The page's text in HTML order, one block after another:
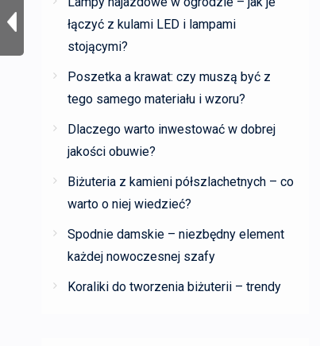
łączyć z kulami LED i lampami
stojącymi?
Poszetka a krawat: czy muszą być z
tego samego materiału i wzoru?
Dlaczego warto inwestować w dobrej
jakości obuwie?
Biżuteria z kamieni półszlachetnych – co
warto o niej wiedzieć?
Spodnie damskie – niezbędny element
każdej nowoczesnej szafy
Koraliki do tworzenia biżuterii – trendy